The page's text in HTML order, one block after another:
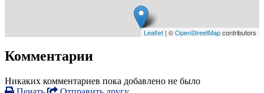
Leaflet | ©OpenStreetMapcontributors
Комментарии
Никаких комментариев пока добавлено не было